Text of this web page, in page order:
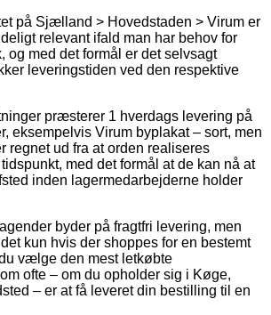
på Sjælland > Hovedstaden > Virum er
relevant ifald man har behov for
og med det formål er det selvsagt
leveringstiden ved den respektive
præsterer 1 hverdags levering på
eksempelvis Virum byplakat – sort, men
regnet ud fra at orden realiseres
med det formål at de kan nå at
inden lagermedarbejderne holder
byder på fragtfri levering, men
kun hvis der shoppes for en bestemt
vælge den mest letkøbte
ofte – om du opholder sig i Køge,
– er at få leveret din bestilling til en